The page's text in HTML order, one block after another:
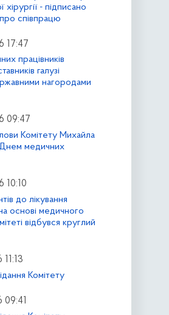
хірургії - підписано
співпрацю
17:47
працівників
галузі
нагородами
09:47
Комітету Михайла
Днем медичних
10:10
до лікування
основі медичного
відбувся круглий
11:13
Комітету
09:41